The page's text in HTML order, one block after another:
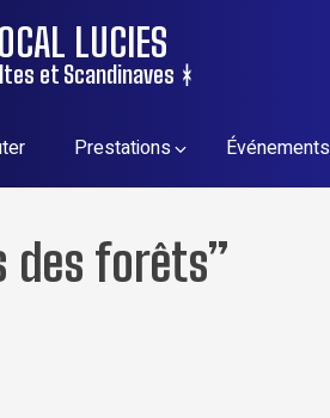
LUCIES
et Scandinaves ᚼ
Prestations Événements
des forêts”